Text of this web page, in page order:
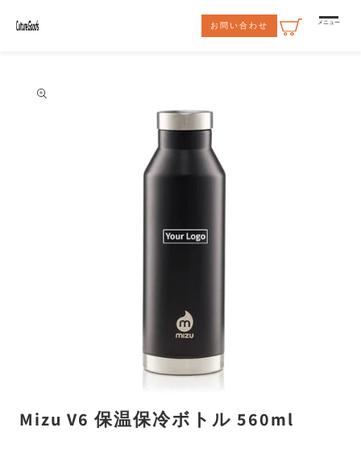
ンツに
進む
お問い合わせ メニュー
報にス
キップ
ー
Mizu V6 保温保冷ボトル 560ml